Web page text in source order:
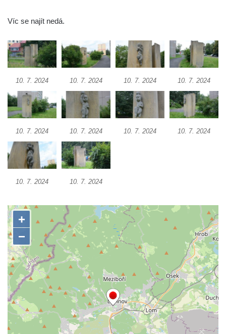
Socha Kozorožec horský v ZOO Hluboká
Socha Včela v ZOO Hluboká
Socha Housenka v ZOO Hluboká
Socha Beruška v ZOO Hluboká
Socha Vážka v ZOO Hluboká
Socha Volavka v ZOO Hluboká
Flamingo trůn v ZOO Hluboká
Lavička Kůň Převalského v ZOO Hluboká
Lysá nad Labem, barokní město Šporkovo
Socha Roháč v ZOO Hluboká
Socha Mystik v ZOO Hluboká
Reliéf Rodina a práce na budově záložny
čp. 69/1 v Českých Budějovicích
Socha Jana Valeria Jirsíka u Černé věže v
Českých Budějovicích
Socha Krista klesajícího pod křížem u
kostela svatého Mikuláše v Českých
Budějovicích
Víc se najít nedá.
10. 7. 2024 10. 7. 2024 10. 7. 2024 10. 7. 2024
10. 7. 2024 10. 7. 2024 10. 7. 2024 10. 7. 2024
10. 7. 2024 10. 7. 2024